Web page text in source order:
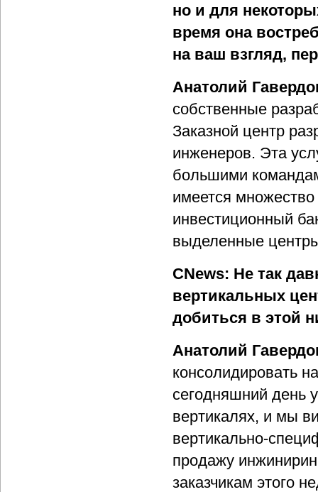
но и для
время она
на ваш взгляд,
Анатолий
собственные
Заказной центр
инженеров. Эта
большими
имеется множество
инвестиционный
выделенные
CNews: Не так
вертикальных
добиться в этой
Анатолий
консолидировать
сегодняшний день
вертикалях, и мы
вертикально-
продажу
заказчикам этого